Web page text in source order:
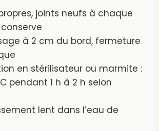
joints neufs à chaque
à 2 cm du bord, fermeture
en stérilisateur ou marmite :
pendant 1 h à 2 h selon
lent dans l’eau de